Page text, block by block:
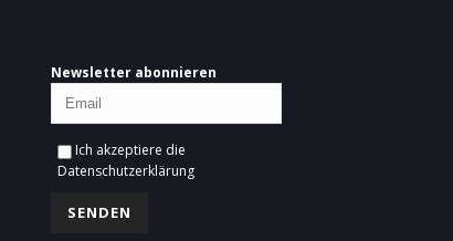
Newsletter abonnieren
Ich akzeptiere die
Datenschutzerklärung